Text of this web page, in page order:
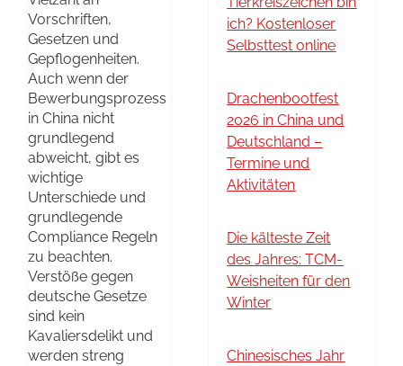
Vorschriften,
Gesetzen und
Gepflogenheiten.
Auch wenn der
Bewerbungsprozess
in China nicht
grundlegend
abweicht, gibt es
wichtige
Unterschiede und
grundlegende
Compliance Regeln
zu beachten.
Verstöße gegen
deutsche Gesetze
sind kein
Kavaliersdelikt und
werden streng
ich? Kostenloser
Selbsttest online
Drachenbootfest
2026 in China und
Deutschland –
Termine und
Aktivitäten
Die kälteste Zeit
des Jahres: TCM-
Weisheiten für den
Winter
Chinesisches Jahr